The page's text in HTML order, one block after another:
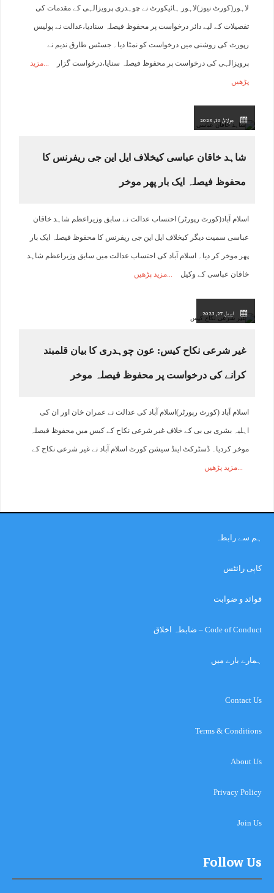
لاہور(کورٹ نیوز)لاہور ہائیکورٹ نے چوہدری پرویزالہی کے مقدمات کی
تفصیلات کے لیے دائر درخواست پر محفوظ فیصلہ سنادیا،عدالت نے پولیس
رپورٹ کی روشنی میں درخواست کو نمٹا دیا۔ جسٹس طارق ندیم نے
پرویزالہی کی درخواست پر محفوظ فیصلہ سنایا،درخواست گزار مزید
پڑھیں
جولائ 10, 2023
شاہد خاقان عباسی کیخلاف ایل این جی ریفرنس کا
محفوظ فیصلہ ایک بار پھر موخر
اسلام آباد(کورٹ رپورٹر) احتساب عدالت نے سابق وزیراعظم شاہد خاقان
عباسی سمیت دیگر کیخلاف ایل این جی ریفرنس کا محفوظ فیصلہ ایک بار
پھر موخر کر دیا۔ اسلام آباد کی احتساب عدالت میں سابق وزیراعظم شاہد
خاقان عباسی کے وکیل مزید پڑھیں
اپریل 27, 2023
غیر شرعی نکاح کیس: عون چوہدری کا بیان قلمبند
کرانے کی درخواست پر محفوظ فیصلہ موخر
اسلام آباد (کورٹ رپورٹر)اسلام آباد کی عدالت نے عمران خان اور ان کی
اہلیہ بشری بی بی کے خلاف غیر شرعی نکاح کے کیس میں محفوظ فیصلہ
موخر کردیا۔ ڈسٹرکٹ اینڈ سیشن کورٹ اسلام آباد نے غیر شرعی نکاح کے
مزید پڑھیں
ہم سے رابطہ
کاپی رائٹس
قوائد و ضوابت
Code of Conduct – ضابطہ اخلاق
ہمارے بارے میں
Contact Us
Terms & Conditions
About Us
Privacy Policy
Join Us
Follow Us